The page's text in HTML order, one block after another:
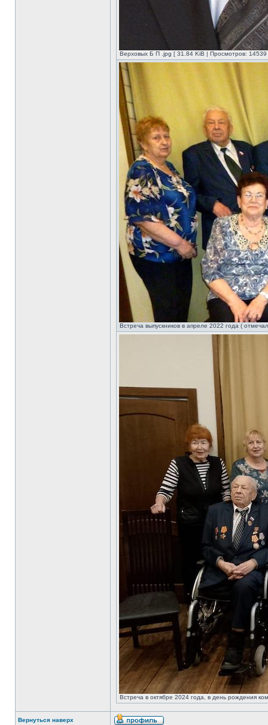
Верховых Б П .jpg [ 31.84 KiB | Просмотров: 14539
Встреча выпускников в апреле 2022 года (
Встреча в октябре 2024 года, в день рождения
Вернуться наверх